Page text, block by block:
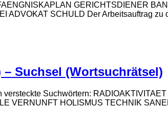
GERICHTSDIENER
SCHULD Der Arbeitsauftrag zu
Suchsel (Wortsuchrätsel)
Suchwörtern:
VERNUNFT HOLISMUS TECHNIK